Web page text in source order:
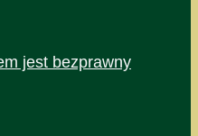
jest bezprawny